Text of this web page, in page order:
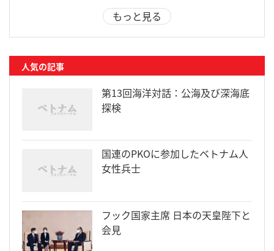
もっと見る
人気の記事
第13回海洋対話：公海及び深海底
探検
国連のPKOに参加したベトナム人
女性兵士
フック国家主席 日本の天皇陛下と
会見